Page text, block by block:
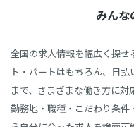
みんな
全国の求人情報を幅広く探
ト・パートはもちろん、日
まで、さまざまな働き方に対
勤務地・職種・こだわり条